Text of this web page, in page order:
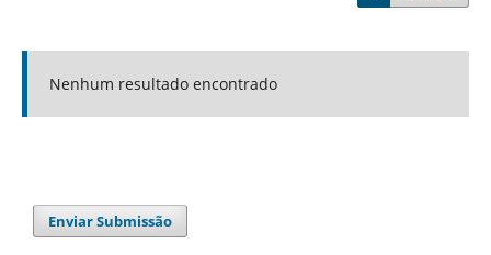
Nenhum resultado encontrado
Enviar Submissão